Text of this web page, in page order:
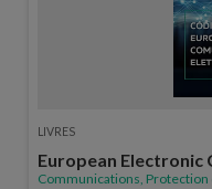
LIVRES
European Electronic
Communications, Protection